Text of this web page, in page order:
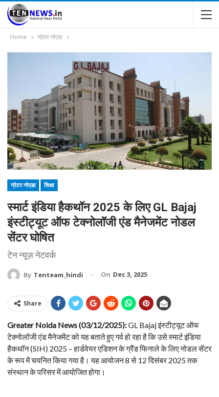
Home ग्रेटर नोएडा
ग्रेटर नोएडा शिक्षा
स्मार्ट इंडिया हैकथॉन 2025 के लिए GL Bajaj
इंस्टीट्यूट ऑफ टेक्नोलॉजी एंड मैनेजमेंट नोडल
सेंटर घोषित
टेन न्यूज़ नेटवर्क
By Tenteam_hindi On Dec 3, 2025
Share
Greater Noida News (03/12/2025):GL Bajaj इंस्टीट्यूट ऑफ
टेक्नोलॉजी एंड मैनेजमेंट को यह बताते हुए गर्व हो रहा है कि उसे स्मार्ट इंडिया
हैकथॉन (SIH) 2025 – हार्डवेयर एडिशन के ग्रैंड फिनाले के लिए नोडल सेंटर
के रूप में चयनित किया गया है। यह आयोजन 8 से 12 दिसंबर 2025 तक
संस्थान के परिसर में आयोजित होगा।